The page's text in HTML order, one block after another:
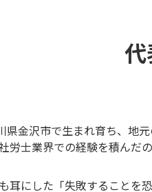
県金沢市で生まれ育ち、地
労士業界での経験を積んだ
耳にした「失敗することを